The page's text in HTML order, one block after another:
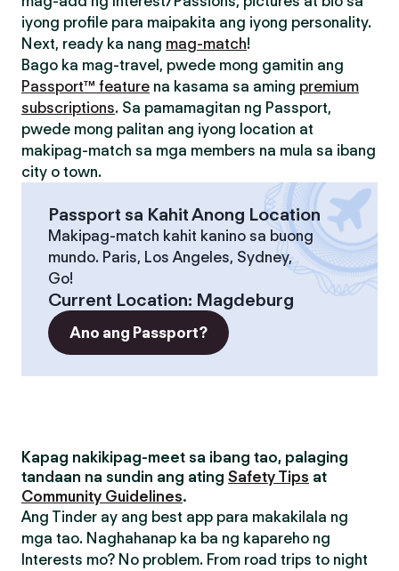
iyong profile para maipakita ang iyong personality.
Next, ready ka nang mag-match!
Bago ka mag-travel, pwede mong gamitin ang
Passport™ feature na kasama sa aming premium
subscriptions. Sa pamamagitan ng Passport,
pwede mong palitan ang iyong location at
makipag-match sa mga members na mula sa ibang
city o town.
Passport sa Kahit Anong Location
Makipag-match kahit kanino sa buong
mundo. Paris, Los Angeles, Sydney,
Go!
Current Location: Magdeburg
Ano ang Passport?
Kapag nakikipag-meet sa ibang tao, palaging
tandaan na sundin ang ating Safety Tips at
Community Guidelines.
Ang Tinder ay ang best app para makakilala ng
mga tao. Naghahanap ka ba ng kapareho ng
Interests mo? No problem. From road trips to night